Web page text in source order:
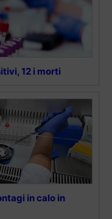
12 i morti
in calo in